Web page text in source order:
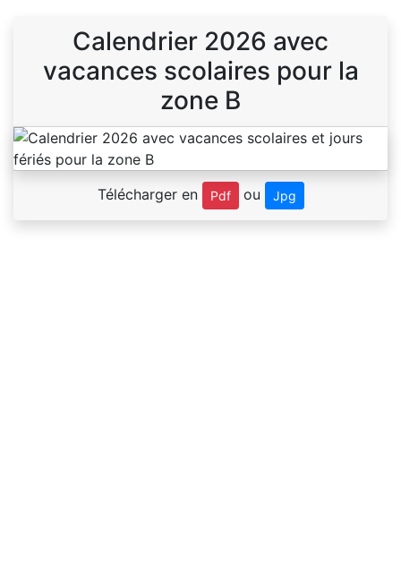
Calendrier 2026 avec
vacances scolaires pour la
zone B
Télécharger en Pdf ou Jpg